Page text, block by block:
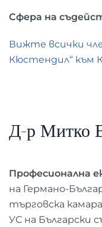
Сфера на
Вижте всички
Кюстендил“ към
Д-р Митко
Професионална
на Германо-
търговска
УС на Български